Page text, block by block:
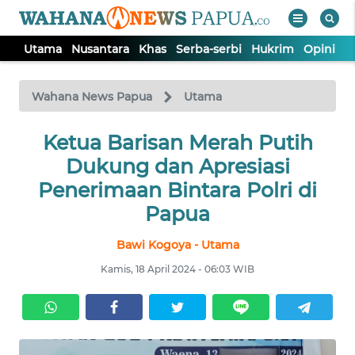
Utama Nusantara Khas Serba-serbi Hukrim Opini
Wahana News Papua Utama
Ketua Barisan Merah Putih
Dukung dan Apresiasi
Penerimaan Bintara Polri di
Papua
Bawi Kogoya - Utama
Kamis, 18 April 2024 - 06:03 WIB
TV
Tutup
UTAMA
NUSANTARA
SERBI
HUKRIM